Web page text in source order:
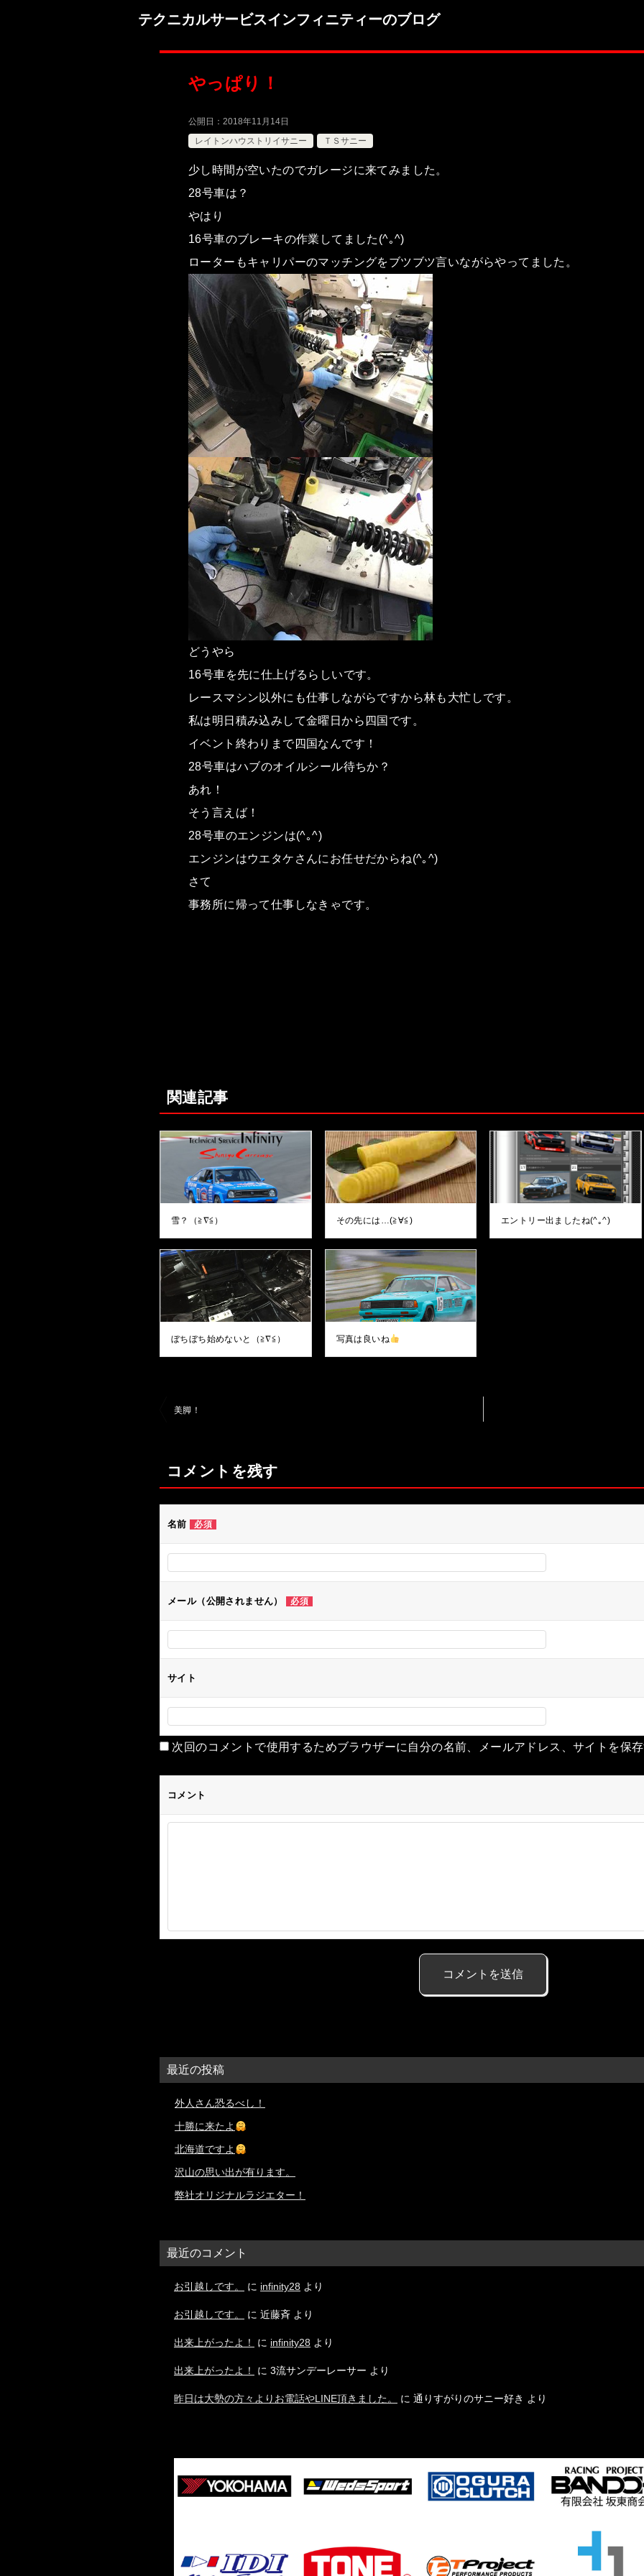
テクニカルサービスインフィニティーのブログ
やっぱり！
公開日： 2018年11月14日
レイトンハウストリイサニー
ＴＳサニー
少し時間が空いたのでガレージに来てみました。
28号車は？
やはり
16号車のブレーキの作業してました(^｡^)
ローターもキャリパーのマッチングをブツブツ言いながらやってました。
どうやら
16号車を先に仕上げるらしいです。
レースマシン以外にも仕事しながらですから林も大忙しです。
私は明日積み込みして金曜日から四国です。
イベント終わりまで四国なんです！
28号車はハブのオイルシール待ちか？
あれ！
そう言えば！
28号車のエンジンは(^｡^)
エンジンはウエタケさんにお任せだからね(^｡^)
さて
事務所に帰って仕事しなきゃです。
関連記事
雪？（≧∇≦） その先には…(≧∀≦) エントリー出ましたね(^｡^)
ぼちぼち始めないと（≧∇≦） 写真は良いね
投
ビ
ー
ョ
美脚！
コメントを残す
名前 必須
メール（公開されません） 必須
サイト
次回のコメントで使用するためブラウザーに自分の名前、メールアドレス、サイトを保
コメント
最近の投稿
外人さん恐るべし！
十勝に来たよ
北海道ですよ
沢山の思い出が有ります。
弊社オリジナルラジエター！
最近のコメント
お引越しです。 に infinity28 より
お引越しです。 に 近藤斉 より
出来上がったよ！ に infinity28 より
出来上がったよ！ に 3流サンデーレーサー より
昨日は大勢の方々よりお電話やLINE頂きました。 に 通りすがりのサニー好き より